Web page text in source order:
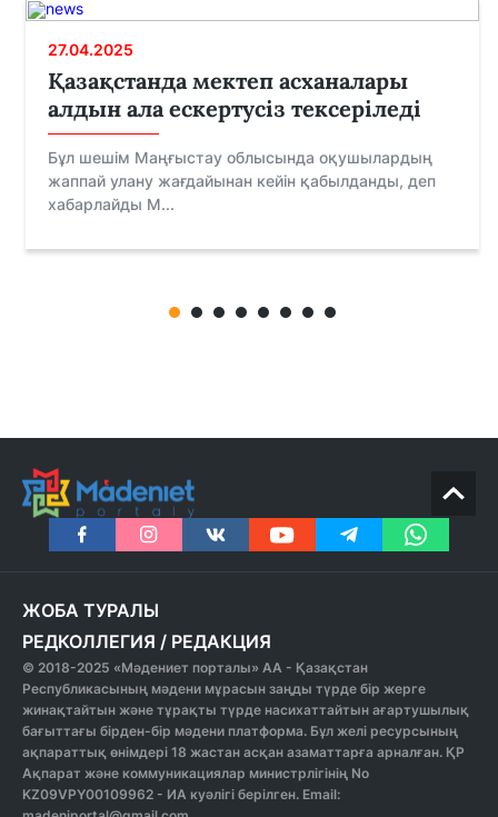
27.04.2025
Қазақстанда мектеп асханалары
алдын ала ескертусіз тексеріледі
Бұл шешім Маңғыстау облысында оқушылардың
жаппай улану жағдайынан кейін қабылданды, деп
хабарлайды M...
ЖОБА ТУРАЛЫ
РЕДКОЛЛЕГИЯ / РЕДАКЦИЯ
© 2018-2025 «Мәдениет порталы» АА - Қазақстан
Республикасының мәдени мұрасын заңды түрде бір жерге
жинақтайтын және тұрақты түрде насихаттайтын ағартушылық
бағыттағы бірден-бір мәдени платформа. Бұл желі ресурсының
ақпараттық өнімдері 18 жастан асқан азаматтарға арналған. ҚР
Ақпарат және коммуникациялар министрлігінің No
KZ09VPY00109962 - ИА куәлігі берілген. Email: